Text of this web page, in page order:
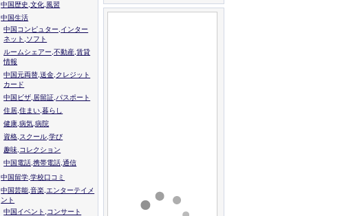
中国歴史,文化,風習
中国生活
中国コンピュター,インター
ネット,ソフト
ルームシェアー,不動産,賃貸
情報
中国元両替,送金,クレジット
カード
中国ビザ,居留証,パスポート
住居,住まい,暮らし
健康,病気,病院
資格,スクール,学び
趣味,コレクション
中国電話,携帯電話,通信
中国留学,学校口コミ
中国芸能,音楽,エンターテイメ
ント
中国イベント,コンサート